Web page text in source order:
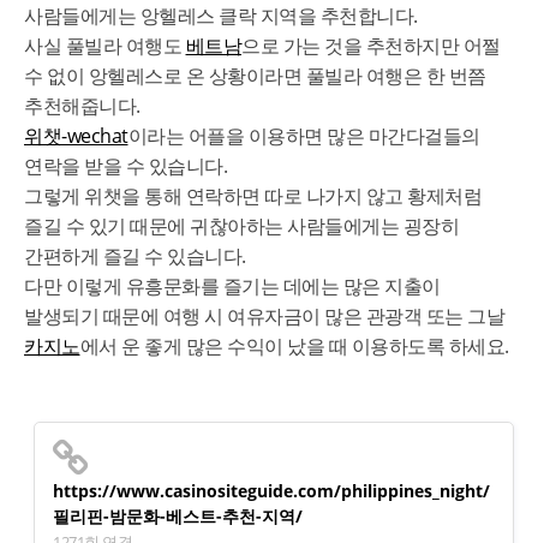
사람들에게는 앙헬레스 클락 지역을 추천합니다.
사실 풀빌라 여행도 베트남으로 가는 것을 추천하지만 어쩔
수 없이 앙헬레스로 온 상황이라면 풀빌라 여행은 한 번쯤
추천해줍니다.
위챗-wechat이라는 어플을 이용하면 많은 마간다걸들의
연락을 받을 수 있습니다.
그렇게 위챗을 통해 연락하면 따로 나가지 않고 황제처럼
즐길 수 있기 때문에 귀찮아하는 사람들에게는 굉장히
간편하게 즐길 수 있습니다.
다만 이렇게 유흥문화를 즐기는 데에는 많은 지출이
발생되기 때문에 여행 시 여유자금이 많은 관광객 또는 그날
카지노에서 운 좋게 많은 수익이 났을 때 이용하도록 하세요.
https://www.casinositeguide.com/philippines_night/
필리핀-밤문화-베스트-추천-지역/